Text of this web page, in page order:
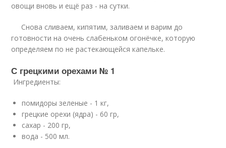
овощи вновь и ещё раз - на сутки.
Снова сливаем, кипятим, заливаем и варим до
готовности на очень слабеньком огонёчке, которую
определяем по не растекающейся капельке.
С грецкими орехами № 1
Ингредиенты:
помидоры зеленые - 1 кг,
грецкие орехи (ядра) - 60 гр,
сахар - 200 гр,
вода - 500 мл.